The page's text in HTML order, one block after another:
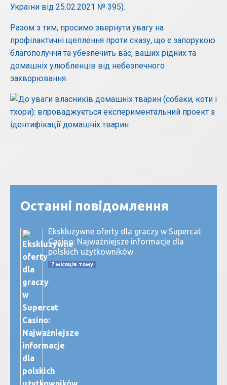
України від 25.02.2021 № 395).
Разом з тим, просимо звернути увагу на
профілактичні щеплення проти сказу, що є запорукою
благополуччя та убезпечить вас, ваших рідних та
домашніх улюбленців від небезпечного
захворювання.
Останні повідомлення
Ekskluzywne oferty dla graczy w Supercat
Casino: Najważniejsze informacje dla
polskich użytkowników
7 місяців тому